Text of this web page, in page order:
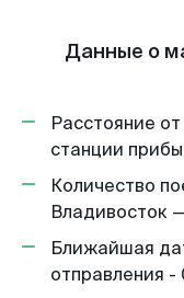
Данные о
Расстояние
станции
Количество
Владивосток
Ближайшая
отправления